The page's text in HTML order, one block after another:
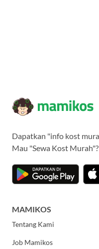
Dapatkan "info kost
Mau "Sewa Kost Murah"?
MAMIKOS
Tentang Kami
Job Mamikos